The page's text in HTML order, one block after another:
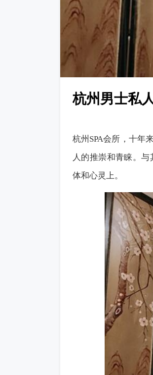
杭州男士私
杭州 SPA会所 ，十年
人的推崇和青睐。与
体和心灵上。